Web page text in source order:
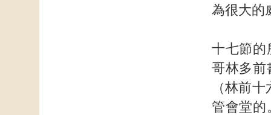
為很大的
十七節的
哥林多前
（林前
管會堂的